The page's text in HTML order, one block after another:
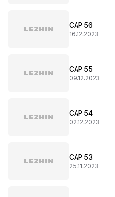
CAP 56
16.12.2023
CAP 55
09.12.2023
CAP 54
02.12.2023
CAP 53
25.11.2023